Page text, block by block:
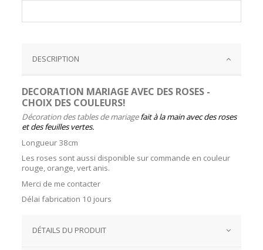
DESCRIPTION
DECORATION MARIAGE AVEC DES ROSES -
CHOIX DES COULEURS!
Décoration des tables de mariagefait à la main avec des roses
et des feuilles vertes.
Longueur 38cm
Les roses sont aussi disponible sur commande en couleur
rouge, orange, vert anis.
Merci de me contacter
Délai fabrication 10 jours
DÉTAILS DU PRODUIT